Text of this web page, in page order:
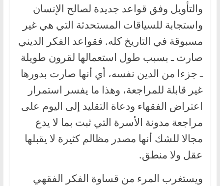
والتأويل وفق قواعد جديدة لصالح الإنسان
واستجابة للسياقات المستحدثة التي هي غير
مسبوقة في التاريخ كله. فقواعد الفكر الديني
صارت ـ بسبب طول استعمالها لقرون طويلة
ـ جزءا من الدين نفسه، أي أنها صارت بدورها
غير قابلة للمراجعة، وهذا ما يفسر استمرار
اعتراض الفقهاء ودعاة التقليد إلى اليوم على
مراجعة مدونة الأسرة التي ثبت بما لا يدع
مجالا للشك أنها مصدر مظالم كثيرة لا يقبلها
عقل ولا منطق.
ويستغرب المرء من قساوة الفكر الفقهي